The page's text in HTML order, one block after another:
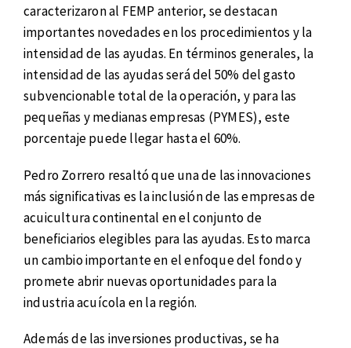
caracterizaron al FEMP anterior, se destacan
importantes novedades en los procedimientos y la
intensidad de las ayudas. En términos generales, la
intensidad de las ayudas será del 50% del gasto
subvencionable total de la operación, y para las
pequeñas y medianas empresas (PYMES), este
porcentaje puede llegar hasta el 60%.
Pedro Zorrero resaltó que una de las innovaciones
más significativas es la inclusión de las empresas de
acuicultura continental en el conjunto de
beneficiarios elegibles para las ayudas. Esto marca
un cambio importante en el enfoque del fondo y
promete abrir nuevas oportunidades para la
industria acuícola en la región.
Además de las inversiones productivas, se ha